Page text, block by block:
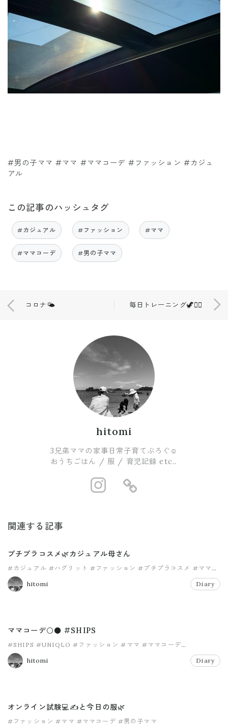
#男の子ママ #ママ #ママコーデ #ファッション #カジュ
アル
この記事のハッシュタグ
#カジュアル #ファッション #ママ
#ママコーデ #男の子ママ
コロナ🌤 毎日トレーニング🦖🏋️‍♀️
hitomi
3兄弟ママの家事日常子育てぶろぐ☺︎
おうちごはん / 服 / 育児記録 etc..
https://
関連する記事
プチプラコスメ🌿カジュアル母さん
#カジュアル #ハグリット #ファッション #プチプラコスメ #ママ
#男の子ママ
hitomi
Diary
ママコーデ⚪️⚫️ #SHIPS
#SHIPS #UNIQLO #ファッション #ママ #ママコーデ
#ママファッション
hitomi
Diary
オンライン試験💻✍️と今日の服🌿
#ファッション #ママ #ママコーデ #男の子ママ